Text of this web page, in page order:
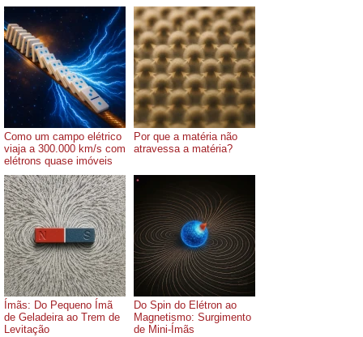
Como um campo elétrico
viaja a 300.000 km/s com
elétrons quase imóveis
Por que a matéria não
atravessa a matéria?
Ímãs: Do Pequeno Ímã
de Geladeira ao Trem de
Levitação
Do Spin do Elétron ao
Magnetismo: Surgimento
de Mini-Ímãs